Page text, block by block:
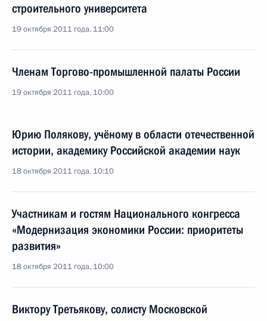
строительного университета
19 октября 2011 года, 11:00
Членам Торгово-промышленной палаты России
19 октября 2011 года, 10:00
Юрию Полякову, учёному в области отечественной
истории, академику Российской академии наук
18 октября 2011 года, 10:10
Участникам и гостям Национального конгресса
«Модернизация экономики России: приоритеты
развития»
18 октября 2011 года, 10:00
Виктору Третьякову, солисту Московской